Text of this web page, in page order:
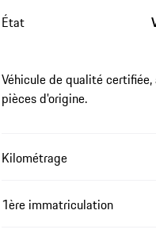
État
Véhicule de qualité
pièces d'origine.
Kilométrage
1ère immatriculation